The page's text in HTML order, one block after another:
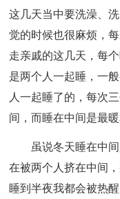
这几天当中要洗澡、
觉的时候也很麻烦，
走亲戚的这几天，每
是两个人一起睡，一
人一起睡了的，每次
间，而睡在中间是最
虽说冬天睡在中
在被两个人挤在中间
睡到半夜我都会被热